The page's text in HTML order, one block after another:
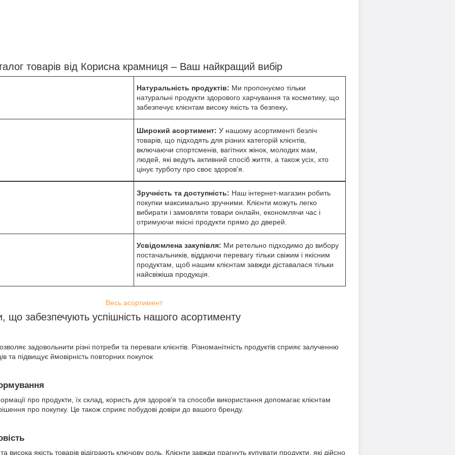
товарів від Корисна крамниця – Ваш найкращий вибір
Натуральність продуктів: Ми пропонуємо тільки
натуральні продукти здорового харчування та косметику, що
забезпечує клієнтам високу якість та безпеку.
Широкий асортимент: У нашому асортименті безліч
товарів, що підходять для різних категорій клієнтів,
включаючи спортсменів, вагітних жінок, молодих мам,
людей, які ведуть активний спосіб життя, а також усіх, хто
цінує турботу про своє здоров'я.
Зручність та доступність: Наш інтернет-магазин робить
покупки максимально зручними. Клієнти можуть легко
вибирати і замовляти товари онлайн, економлячи час і
отримуючи якісні продукти прямо до дверей.
Усвідомлена закупівля: Ми ретельно підходимо до вибору
постачальників, віддаючи перевагу тільки свіжим і якісним
продуктам, щоб нашим клієнтам завжди діставалася тільки
найсвіжіша продукція.
Весь асортимент
що забезпечують успішність нашого асортименту
задовольнити різні потреби та переваги клієнтів. Різноманітність продуктів сприяє залученню
та підвищує ймовірність повторних покупок
про продукти, їх склад, користь для здоров'я та способи використання допомагає клієнтам
про покупку. Це також сприяє побудові довіри до вашого бренду.
висока якість товарів відіграють ключову роль. Клієнти завжди прагнуть купувати продукти, які дійсно